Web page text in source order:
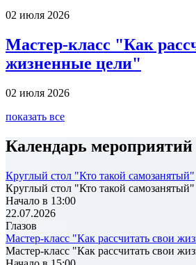
02 июля 2026
Мастер-класс "Как
жизненные цели"
02 июля 2026
показать все
Календарь мероприятий
Круглый стол "Кто такой самозанятый"
Круглый стол "Кто такой самозанятый"
Начало в 13:00
22.07.2026
Глазов
Мастер-класс "Как рассчитать свои
Мастер-класс "Как рассчитать свои